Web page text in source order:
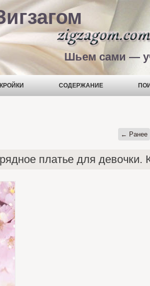
Шьем сами —
СОДЕРЖАНИЕ
← Ранее
платье для